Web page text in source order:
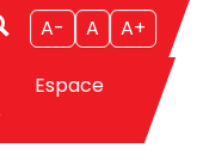
A- A A+
Espace